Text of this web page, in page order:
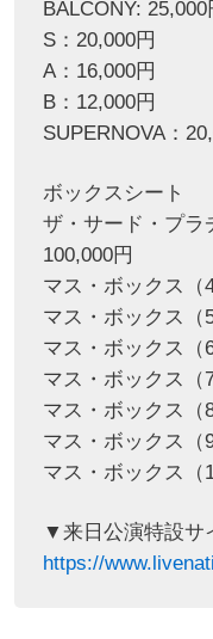
BALCONY: 25,000
S：20,000円
A：16,000円
B：12,000円
SUPERNOVA：
ボックスシート
ザ・サード・プラ
100,000円
マス・ボックス（
マス・ボックス（
マス・ボックス（
マス・ボックス（
マス・ボックス（
マス・ボックス（
マス・ボックス（
▼来日公演特設サ
https://